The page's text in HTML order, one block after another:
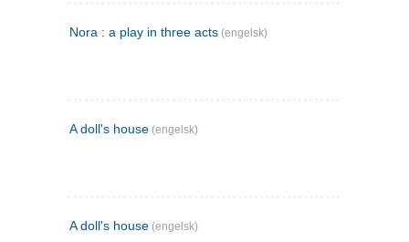
Nora : a play in three acts (engelsk)
A doll's house (engelsk)
A doll's house (engelsk)